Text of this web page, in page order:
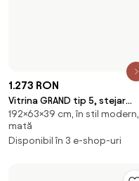
180×50×42 cm, în stil modern,
mată
Disponibil în 6 e-shop-uri